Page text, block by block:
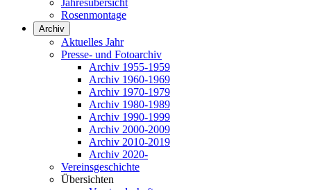
Jahresübersicht
Rosenmontage
Archiv
Aktuelles Jahr
Presse- und Fotoarchiv
Archiv 1955-1959
Archiv 1960-1969
Archiv 1970-1979
Archiv 1980-1989
Archiv 1990-1999
Archiv 2000-2009
Archiv 2010-2019
Archiv 2020-
Vereinsgeschichte
Übersichten